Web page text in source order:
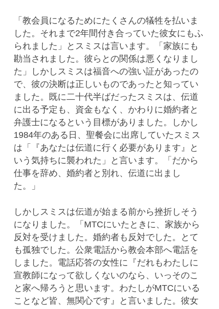
「教会員になるためにたくさんの犠牲を払いま
した。それまで2年間付き合っていた彼女にもふ
られました」とスミスは言います。「家族にも
勘当されました。彼らとの関係は悪くなりまし
た」しかしスミスは福音への強い証があったの
で、彼の決断は正しいものであったと知ってい
ました。既に二十代半ばだったスミスは、伝道
に出る予定も、資金もなく、かわりに婚約者と
弁護士になるという目標がありました。しかし
1984年のある日、聖餐会に出席していたスミス
は「『あなたは伝道に行く必要があります』と
いう気持ちに襲われた」と言います。「だから
仕事を辞め、婚約者と別れ、伝道に出まし
た。」
しかしスミスは伝道が始まる前から挫折しそう
になりました。「MTCにいたときに、家族から
反対を受けました。婚約者も反対でした。とて
も孤独でした。公衆電話から教会本部へ電話を
しました。電話応答の女性に『だれもわたしに
宣教師になって欲しくないのなら、いっそのこ
と家へ帰ろうと思います。わたしがMTCにいる
ことなど皆、無関心です』と言いました。彼女